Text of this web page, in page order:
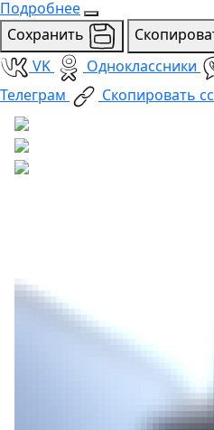
Подробнее
Сохранить
VK
Одноклассники
Телеграм
Скопировать